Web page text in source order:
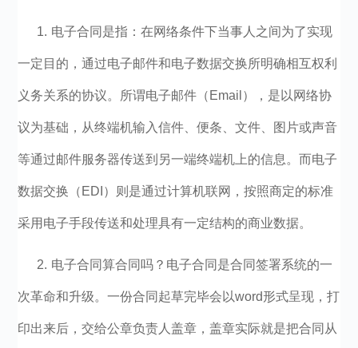
1. 电子合同是指：在网络条件下当事人之间为了实现
一定目的，通过电子邮件和电子数据交换所明确相互权利
义务关系的协议。所谓电子邮件（Email），是以网络协
议为基础，从终端机输入信件、便条、文件、图片或声音
等通过邮件服务器传送到另一端终端机上的信息。而电子
数据交换（EDI）则是通过计算机联网，按照商定的标准
采用电子手段传送和处理具有一定结构的商业数据。
2. 电子合同算合同吗？电子合同是合同签署系统的一
次革命和升级。一份合同起草完毕会以word形式呈现，打
印出来后，交给公章负责人盖章，盖章实际就是把合同从